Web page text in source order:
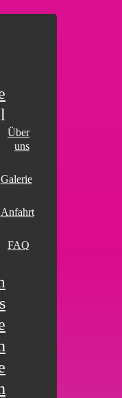
Über
uns
Galerie
Anfahrt
FAQ